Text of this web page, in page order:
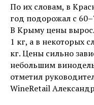
По их словам, в
год подорожал с
В Крыму цены
1 кг, а в некоторых
кг. Цены сильно
небольшим
отметил
WineRetail